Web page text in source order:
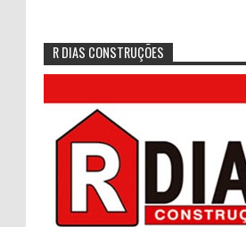
R DIAS CONSTRUÇÕES